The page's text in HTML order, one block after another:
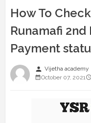
How To
Runamafi 2nd
Payment
person Vijetha academy
October 07, 2021